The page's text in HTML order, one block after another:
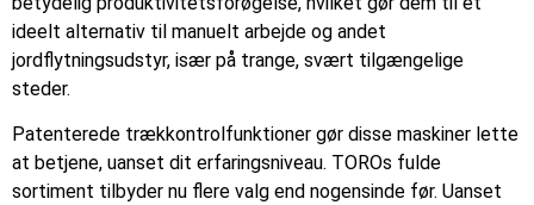
ideelt alternativ til manuelt arbejde og andet
jordflytningsudstyr, især på trange, svært tilgængelige
steder.
Patenterede trækkontrolfunktioner gør disse maskiner lette
at betjene, uanset dit erfaringsniveau. TOROs fulde
sortiment tilbyder nu flere valg end nogensinde før. Uanset